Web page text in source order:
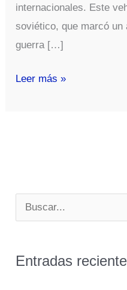
internacionales. Este
soviético, que marcó
guerra […]
Bmp
Historia,
Detalles
Leer más »
u
c
Entradas